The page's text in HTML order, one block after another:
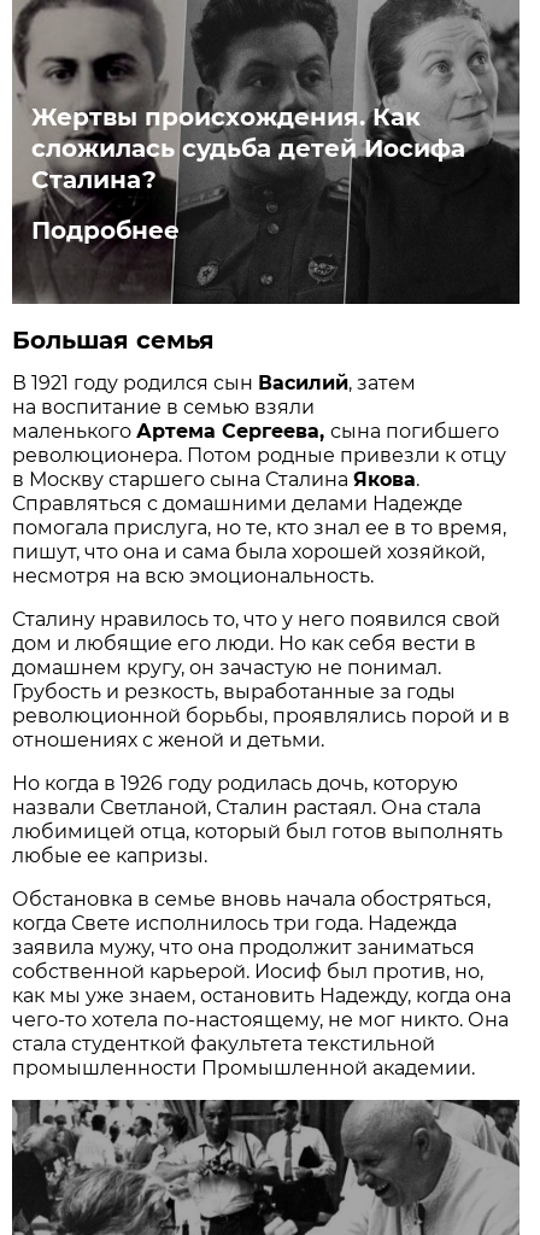
Жертвы происхождения. Как
сложилась судьба детей Иосифа
Сталина?
Подробнее
Большая семья
В 1921 году родился сын Василий, затем
на воспитание в семью взяли
маленькогоАртема Сергеева,сына погибшего
революционера. Потом родные привезли к отцу
в Москву старшего сына СталинаЯкова.
Справляться с домашними делами Надежде
помогала прислуга, но те, кто знал ее в то время,
пишут, что она и сама была хорошей хозяйкой,
несмотря на всю эмоциональность.
Сталину нравилось то, что у него появился свой
дом и любящие его люди. Но как себя вести в
домашнем кругу, он зачастую не понимал.
Грубость и резкость, выработанные за годы
революционной борьбы, проявлялись порой и в
отношениях с женой и детьми.
Но когда в 1926 году родилась дочь, которую
назвали Светланой, Сталин растаял. Она стала
любимицей отца, который был готов выполнять
любые ее капризы.
Обстановка в семье вновь начала обостряться,
когда Свете исполнилось три года. Надежда
заявила мужу, что она продолжит заниматься
собственной карьерой. Иосиф был против, но,
как мы уже знаем, остановить Надежду, когда она
чего-то хотела по-настоящему, не мог никто. Она
стала студенткой факультета текстильной
промышленности Промышленной академии.